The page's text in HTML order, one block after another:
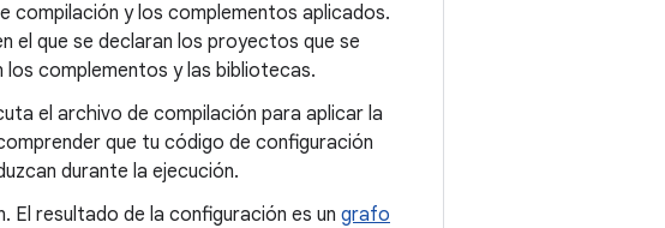
compilación y los complementos aplicados.
el que se declaran los proyectos que se
los complementos y las bibliotecas.
el archivo de compilación para aplicar la
que tu código de configuración
durante la ejecución.
El resultado de la configuración es un grafo